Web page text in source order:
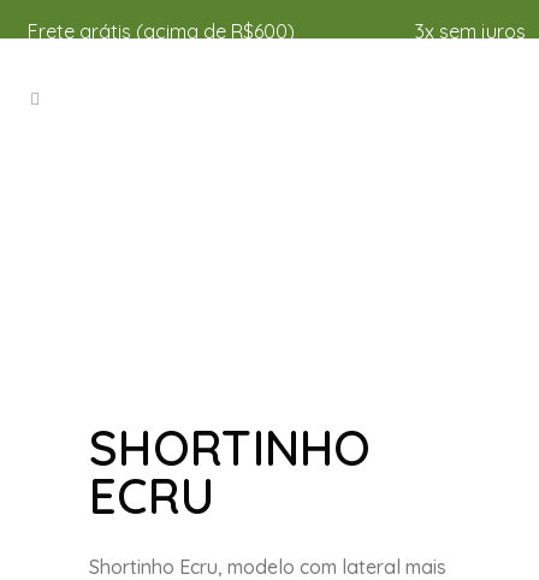
Frete grátis (acima de R$600) 3x sem juros
SHORTINHO
ECRU
Shortinho Ecru, modelo com lateral mais